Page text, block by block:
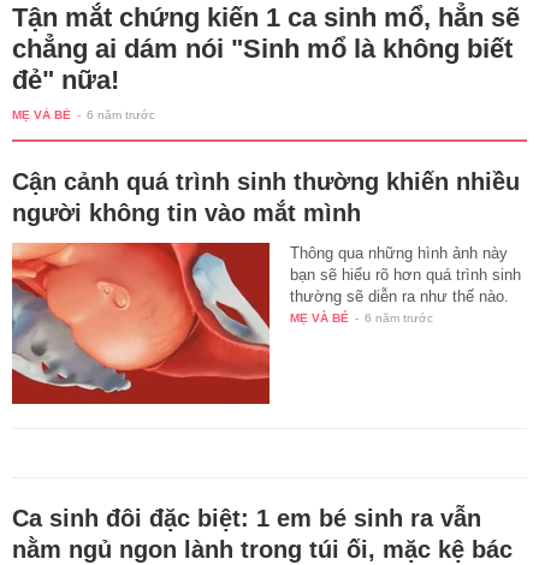
Tận mắt chứng kiến 1 ca sinh mổ, hẳn sẽ
chẳng ai dám nói "Sinh mổ là không biết
đẻ" nữa!
MẸ VÀ BÉ - 6 năm trước
Cận cảnh quá trình sinh thường khiến nhiều
người không tin vào mắt mình
Thông qua những hình ảnh này
bạn sẽ hiểu rõ hơn quá trình sinh
thường sẽ diễn ra như thế nào.
MẸ VÀ BÉ - 6 năm trước
Ca sinh đôi đặc biệt: 1 em bé sinh ra vẫn
nằm ngủ ngon lành trong túi ối, mặc kệ bác